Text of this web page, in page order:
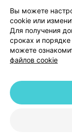
© 2026 ООО «Артокс
Вы можете
cookie или
Для получения
сроках и
можете
файлов cookie